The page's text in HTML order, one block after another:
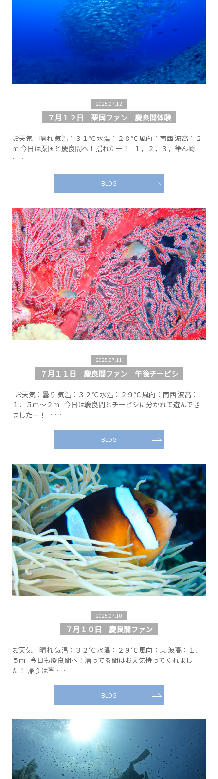
2025.07.12
７月１２日 粟国ファン 慶良間体験
お天気：晴れ 気温：３１℃ 水温：２８℃ 風向：南西 波高：２
ｍ 今日は粟国と慶良間へ！揺れたー！ １，２，３，筆ん崎
……
BLOG
2025.07.11
７月１１日 慶良間ファン 午後チービシ
お天気：曇り 気温：３２℃ 水温：２９℃ 風向：南西 波高：
１．５ｍ～２ｍ 今日は慶良間とチービシに分かれて遊んでき
ましたー！ ……
BLOG
2025.07.10
７月１０日 慶良間ファン
お天気：晴れ 気温：３２℃ 水温：２９℃ 風向：東 波高：１．
５ｍ 今日も慶良間へ！潜ってる間はお天気持ってくれまし
た！ 帰りは☔……
BLOG